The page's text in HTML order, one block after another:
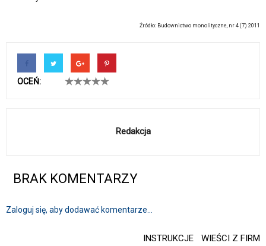
Źródło: Budownictwo monolityczne, nr 4 (7) 2011
OCEŃ:
Redakcja
BRAK KOMENTARZY
Zaloguj się, aby dodawać komentarze...
INSTRUKCJE WIEŚCI Z FIRM